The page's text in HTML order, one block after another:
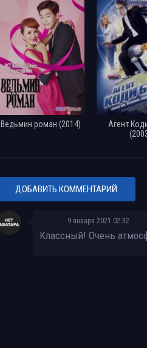
Ведьмин роман (2014)
Агент
ДОБАВИТЬ КОММЕНТАРИЙ
9 января 2021 02:32
Классный! Очень